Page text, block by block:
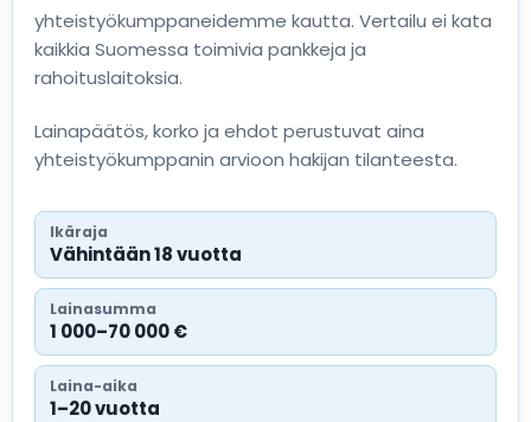
yhteistyökumppaneidemme kautta. Vertailu ei kata
kaikkia Suomessa toimivia pankkeja ja
rahoituslaitoksia.
Lainapäätös, korko ja ehdot perustuvat aina
yhteistyökumppanin arvioon hakijan tilanteesta.
Ikäraja
Vähintään 18 vuotta
Lainasumma
1 000–70 000 €
Laina-aika
1–20 vuotta